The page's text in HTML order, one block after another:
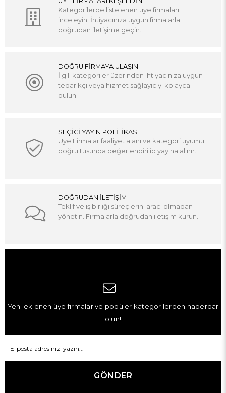
Kategorilerde listelenen üye firmaları
inceleyin. İhtiyacınıza uygun firmalarla
doğrudan iletişime geçin.
DOĞRU FİRMAYA ULAŞIN
İlgili kategoriler üzerinden ihtiyacınıza uygun
tedarikçi veya hizmet sağlayıcıyı kolayca
bulun.
SEÇİCİ YAYIN POLİTİKASI
Üye Firmalar faaliyet alanı ve kategori uyumu
doğrultusunda değerlendirilip yayına alınır.
DOĞRUDAN İLETİŞİM
Teklif ve iş birliği süreçlerini aracı olmadan
yönetin. Firmalarla doğrudan iletişim kurun.
Yeni eklenen üye firmalar ve popüler kategorilerden haberdar
olun!
GÖNDER